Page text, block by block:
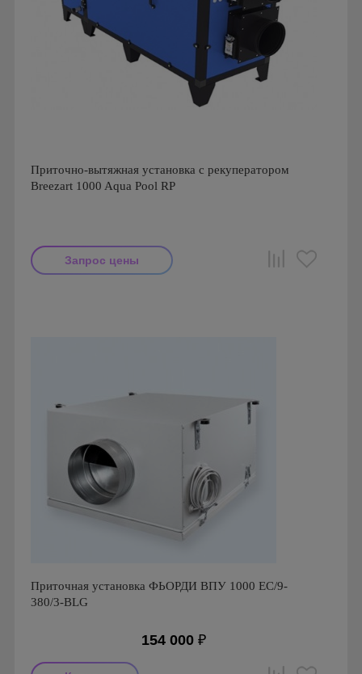
Приточно-вытяжная установка с рекуператором
Breezart 1000 Aqua Pool RP
Запрос цены
Приточная установка ФЬОРДИ ВПУ 1000 ЕС/9-
380/3-BLG
154 000 ₽